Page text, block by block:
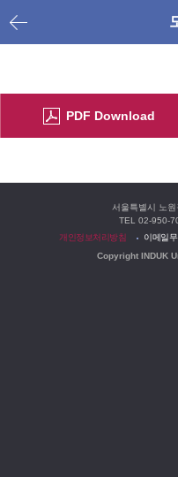
PDF Download
서울특별시 노
TEL 02-950-
개인정보처리방침
이메일
Copyright INDUK